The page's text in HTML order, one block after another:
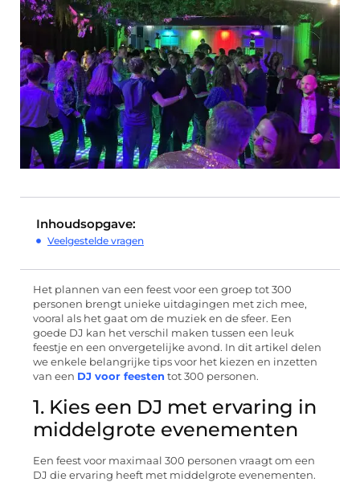
Inhoudsopgave:
Veelgestelde vragen
Het plannen van een feest voor een groep tot 300
personen brengt unieke uitdagingen met zich mee,
vooral als het gaat om de muziek en de sfeer. Een
goede DJ kan het verschil maken tussen een leuk
feestje en een onvergetelijke avond. In dit artikel delen
we enkele belangrijke tips voor het kiezen en inzetten
van een DJ voor feesten tot 300 personen.
1. Kies een DJ met ervaring in
middelgrote evenementen
Een feest voor maximaal 300 personen vraagt om een
DJ die ervaring heeft met middelgrote evenementen.